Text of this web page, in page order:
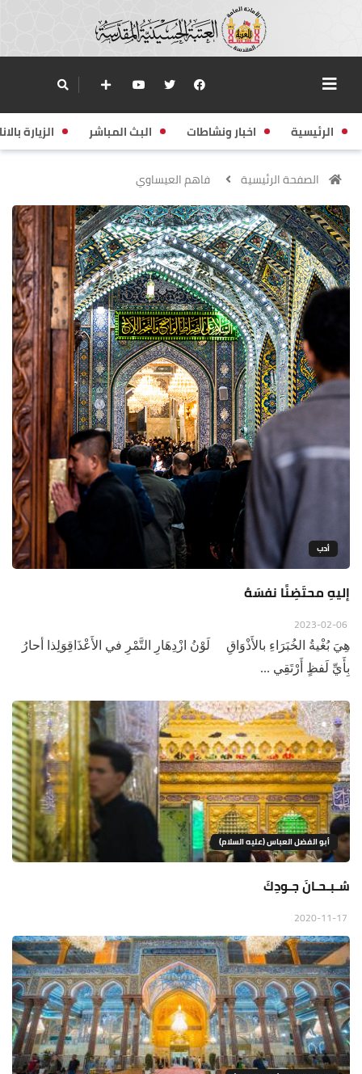
الرئيسية اخبار ونشاطات البث المباشر الزيارة
الصفحة الرئيسية فاهم العيساوي
أدب
إليهِ محتَضِنًا نفسَهُ
هِيَ بُغْيةُ الخُبَرَاءِ بالأَذْوَاقِ لَوْنُ ازْدِهَارِ التَّمْرِ في الأَعْذَاقِوَلِذا أحارُ
بِأَيِّ لَفظٍ أَرْتَقِي ...
أبو الفضل العباس (عليه السلام)
سُـبـحـانَ جـودِكَ